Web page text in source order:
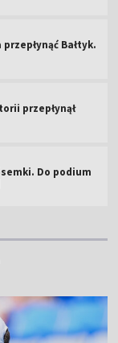
Bałtyk.
przepłynął
Do podium